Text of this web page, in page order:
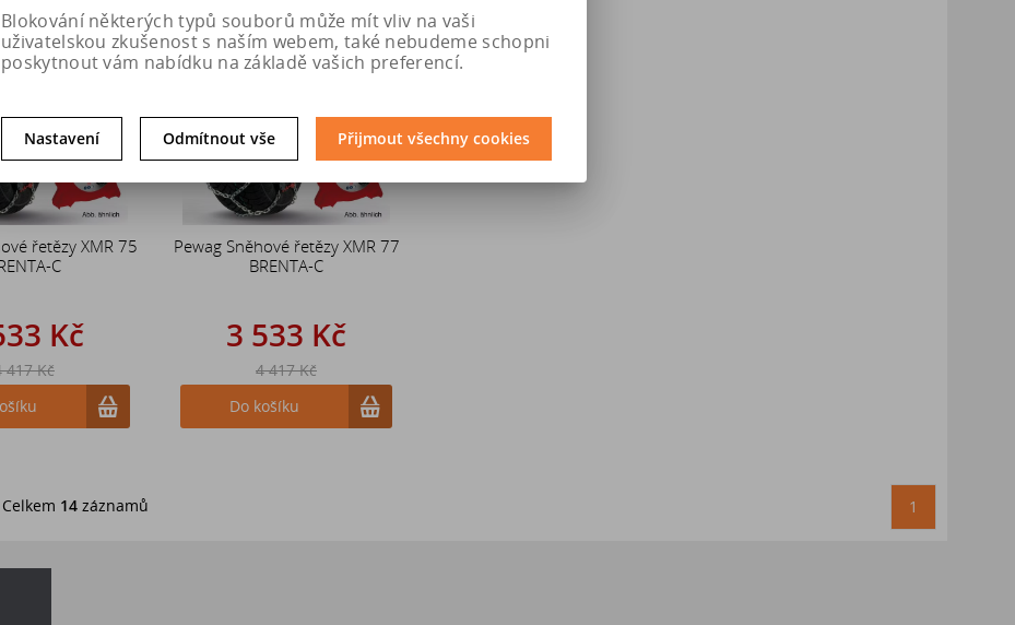
Sleva
20 %
řetězy XMR 75
C
Kč
417 Kč
Sleva
20 %
Pewag Sněhové řetězy XMR 77
BRENTA-C
3 533 Kč
4 417 Kč
Do košíku
14 záznamů 1
Blokování některých typů souborů může mít vliv na vaši
uživatelskou zkušenost s naším webem, také nebudeme schopni
poskytnout vám nabídku na základě vašich preferencí.
Nastavení Odmítnout vše Přijmout všechny cookies